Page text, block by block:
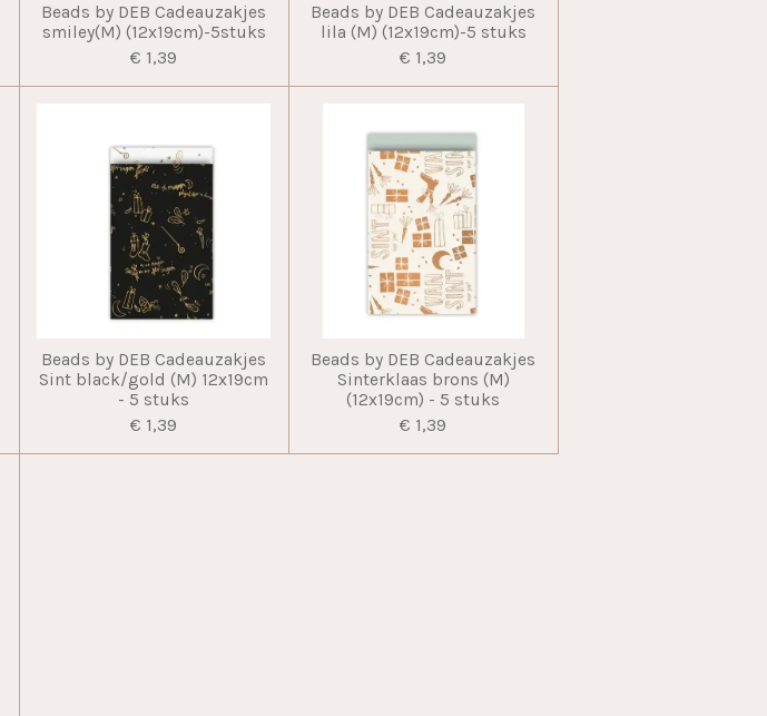
Beads by DEB Cadeauzakjes
smiley(M) (12x19cm)-5stuks
€ 1,39
Beads by DEB Cadeauzakjes
lila (M) (12x19cm)-5 stuks
€ 1,39
Beads by DEB Cadeauzakjes
Sint black/gold (M) 12x19cm
- 5 stuks
€ 1,39
Beads by DEB Cadeauzakjes
Sinterklaas brons (M)
(12x19cm) - 5 stuks
€ 1,39